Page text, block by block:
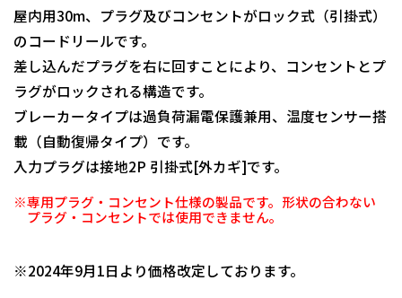
屋内用30m、プラグ及びコンセントがロック式（引掛式）
のコードリールです。
差し込んだプラグを右に回すことにより、コンセントとプ
ラグがロックされる構造です。
ブレーカータイプは過負荷漏電保護兼用、温度センサー搭
載（自動復帰タイプ）です。
入力プラグは接地2P 引掛式[外カギ]です。
※専用プラグ・コンセント仕様の製品です。形状の合わない
プラグ・コンセントでは使用できません。
※2024年9月1日より価格改定しております。